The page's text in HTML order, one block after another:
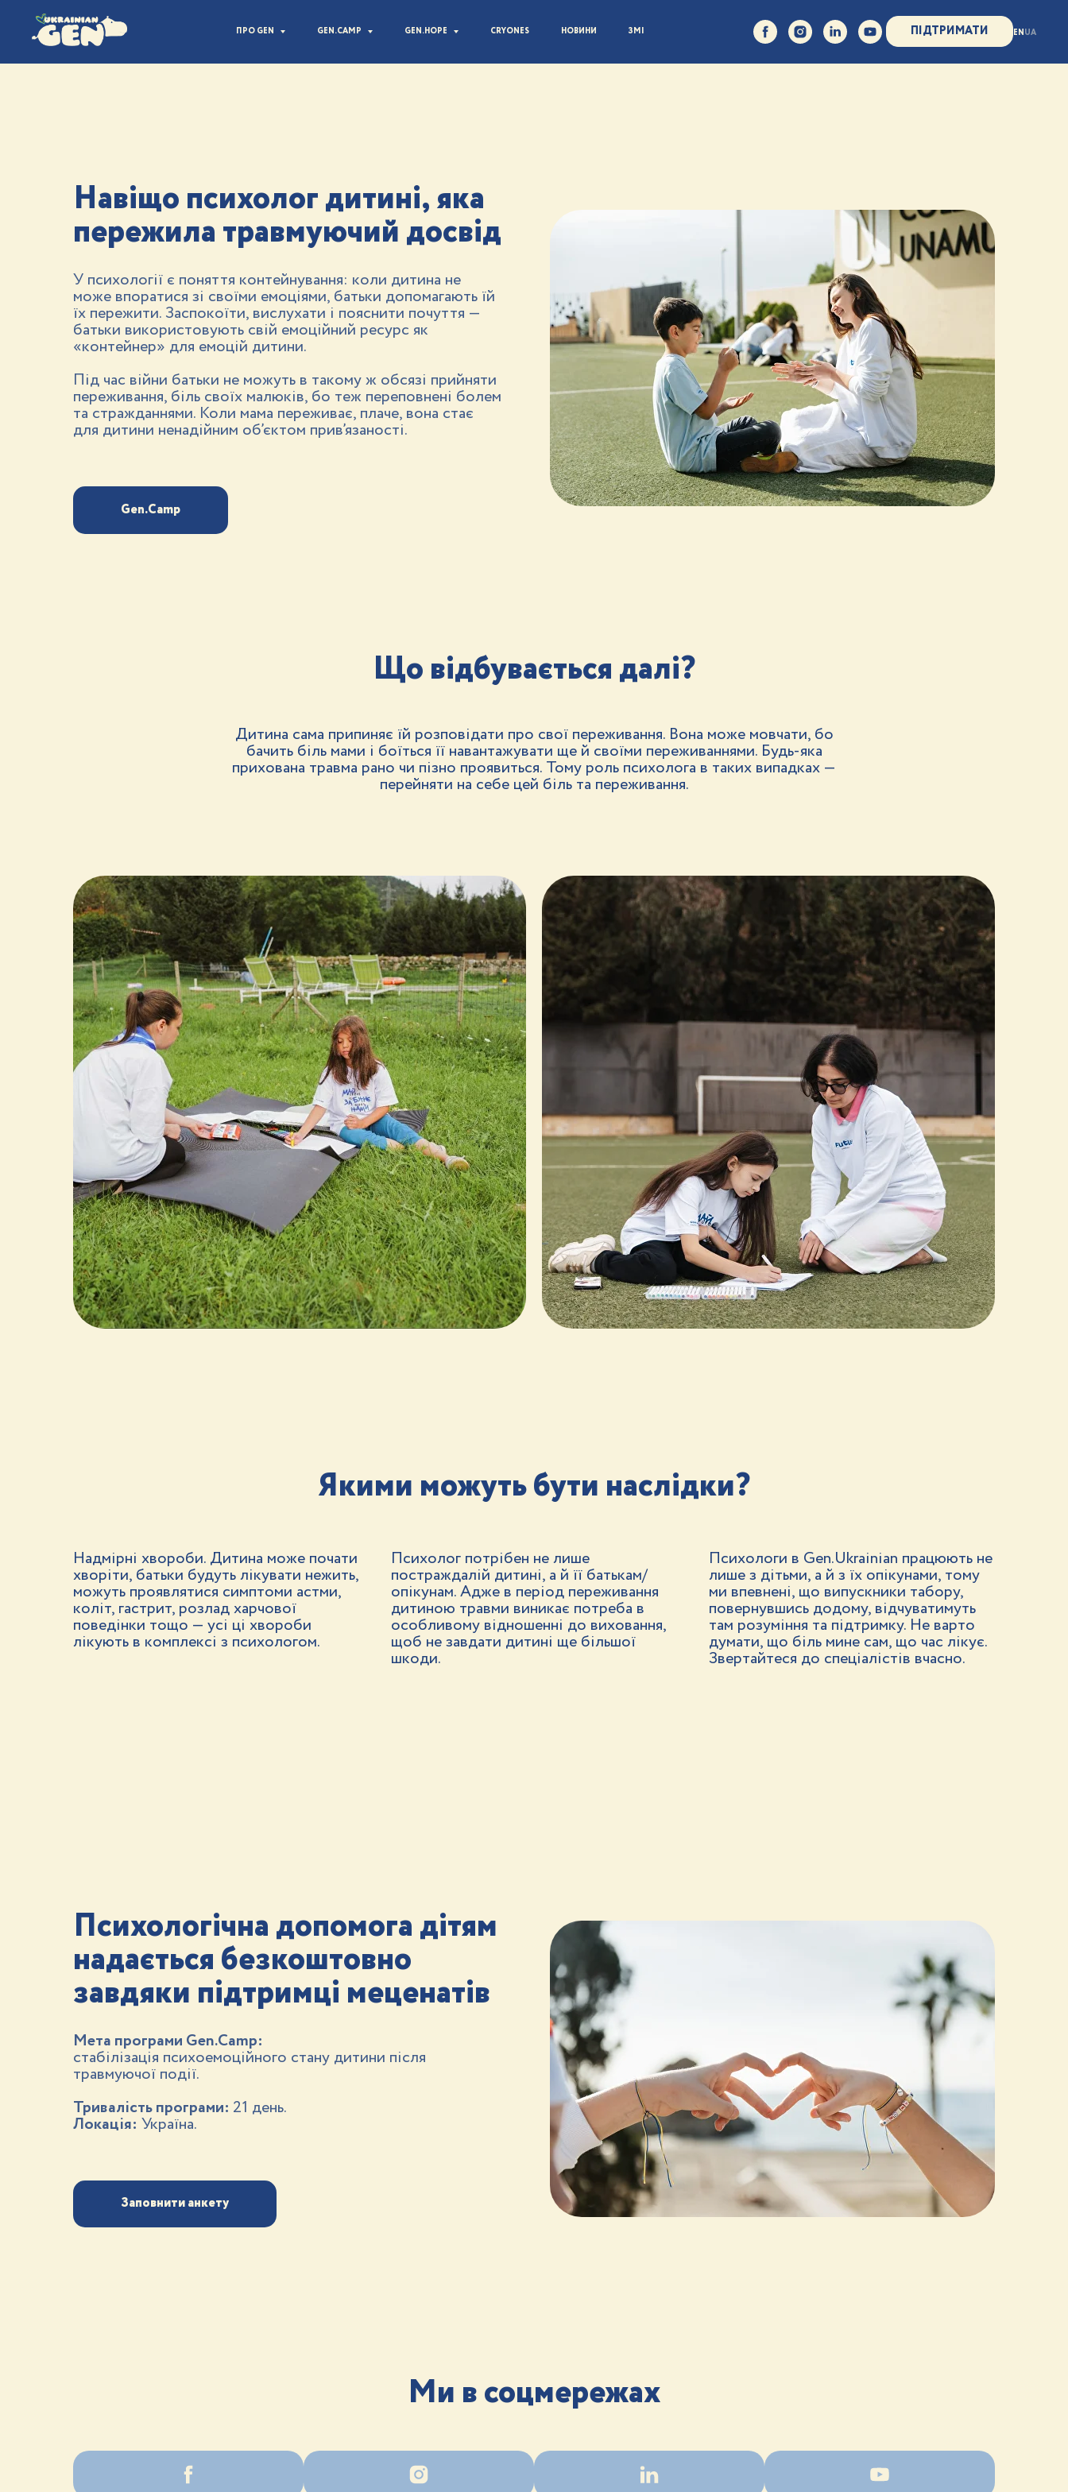
ПРО GEN GEN.CAMP GEN.HOPE CRYONES НОВИНИ ЗМІ ПІДТРИМАТИ ENUA
Навіщо психолог дитині, яка
пережила травмуючий досвід
У психології є поняття контейнування: коли дитина не
може впоратися зі своїми емоціями, батьки допомагають їй
їх пережити. Заспокоїти, вислухати і пояснити почуття —
батьки використовують свій емоційний ресурс як
«контейнер» для емоцій дитини.
Під час війни батьки не можуть в такому ж обсязі прийняти
переживання, біль своїх малюків, бо теж переповнені болем
та стражданнями. Коли мама переживає, плаче, вона стає
для дитини ненадійним об’єктом прив’язаності.
Gen.Camp
Що відбувається далі?
Дитина сама припиняє їй розповідати про свої переживання. Вона може мовчати, бо
бачить біль мами і боїться її навантажувати ще й своїми переживаннями. Будь-яка
прихована травма рано чи пізно проявиться. Тому роль психолога в таких випадках —
перейняти на себе цей біль та переживання.
Якими можуть бути наслідки?
Надмірні хвороби. Дитина може почати
хворіти, батьки будуть лікувати нежить,
можуть проявлятися симптоми астми,
коліт, гастрит, розлад харчової
поведінки тощо — усі ці хвороби
лікують в комплексі з психологом.
Психолог потрібен не лише
постраждалій дитині, а й її батькам/
опікунам. Адже в період переживання
дитиною травми виникає потреба в
особливому відношенні до виховання,
щоб не завдати дитині ще більшої
шкоди.
Психологи в Gen.Ukrainian працюють не
лише з дітьми, а й з їх опікунами, тому
ми впевнені, що випускники табору,
повернувшись додому, відчуватимуть
там розуміння та підтримку. Не варто
думати, що біль мине сам, що час лікує.
Звертайтеся до спеціалістів вчасно.
Психологічна допомога дітям
надається безкоштовно
завдяки підтримці меценатів
Мета програми Gen.Camp:
стабілізація психоемоційного стану дитини після
травмуючої події.
Тривалість програми: 21 день.
Локація: Україна.
Заповнити анкету
Ми в соцмережах